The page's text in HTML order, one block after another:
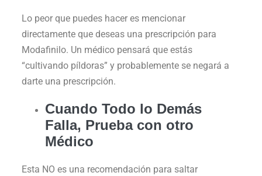
Lo peor que puedes hacer es mencionar
directamente que deseas una prescripción para
Modafinilo. Un médico pensará que estás
“cultivando píldoras” y probablemente se negará a
darte una prescripción.
Cuando Todo lo Demás
Falla, Prueba con otro
Médico
Esta NO es una recomendación para saltar